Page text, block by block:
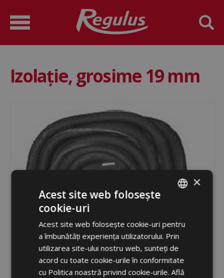
Izolație, grosime 19 mm
ENGLISH
×
Acest site web folosește
cookie-uri
Acest site web folosește cookie-uri pentru
a îmbunătăți experiența utilizatorului. Prin
utilizarea site-ului nostru web, sunteți de
acord cu toate cookie-urile în conformitate
cu Politica noastră privind cookie-urile. Află